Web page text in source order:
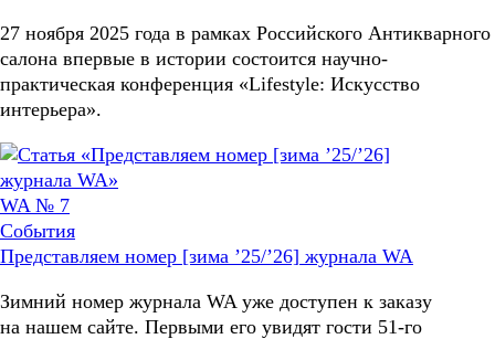
27 ноября 2025 года в рамках Российского Антикварного
салона впервые в истории состоится научно-
практическая конференция «Lifestyle: Искусство
интерьера».
WA № 7
События
Представляем номер [зима ’25/’26] журнала WA
Зимний номер журнала WA уже доступен к заказу
на нашем сайте. Первыми его увидят гости 51-го